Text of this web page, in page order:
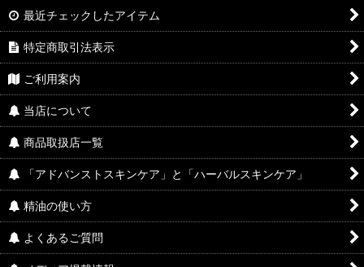
最近チェックしたアイテム
特定商取引法表示
ご利用案内
当店について
商品取扱店一覧
「アドバンストスキンケア」と「ハーバルスキンケア」
精油の使い方
よくあるご質問